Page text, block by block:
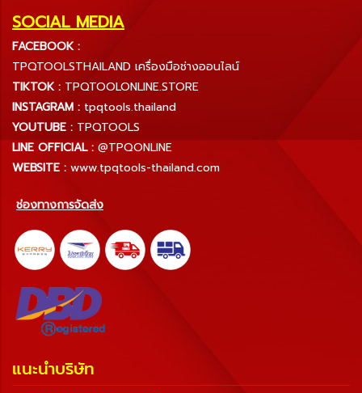
SOCIAL MEDIA
FACEBOOK :
TPQTOOLSTHAILAND เครื่องมือช่างออนไลน์
TIKTOK : TPQTOOLONLINE.STORE
INSTAGRAM : tpqtools.thailand
YOUTUBE : TPQTOOLS
LINE OFFICIAL : @TPQONLINE
WEBSITE : www.tpqtools-thailand.com
ช่องทางการจัดส่ง
แนะนำบริษัท